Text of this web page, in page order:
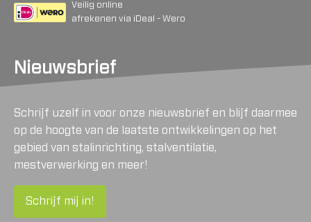
Veilig online
afrekenen via iDeal - Wero
Nieuwsbrief
Schrijf uzelf in voor onze nieuwsbrief en blijf daarmee
op de hoogte van de laatste ontwikkelingen op het
gebied van stalinrichting, stalventilatie,
mestverwerking en meer!
Schrijf mij in!